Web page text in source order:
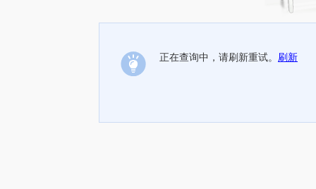
正在查询中，请刷新重试。 刷新